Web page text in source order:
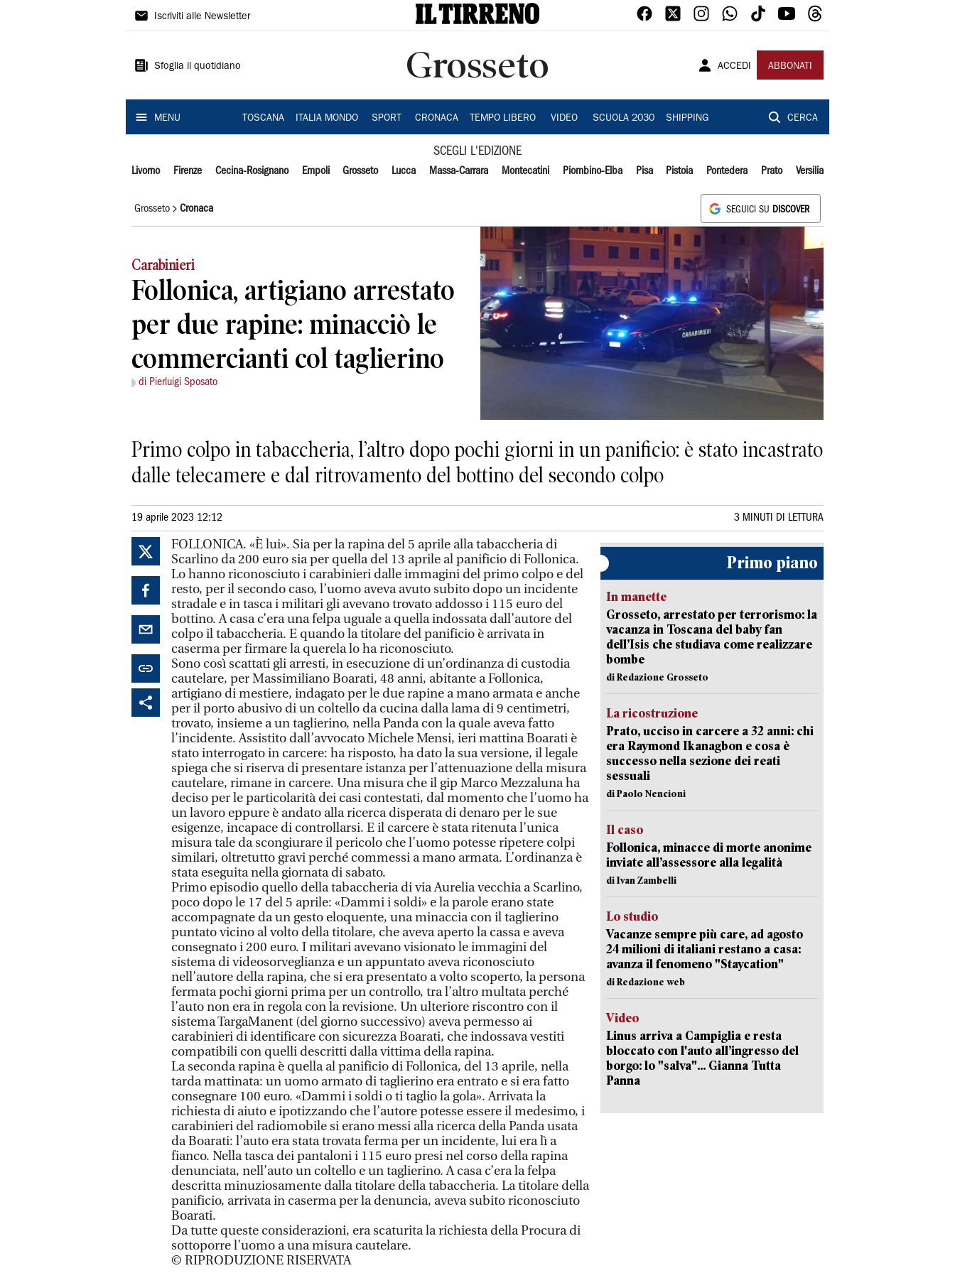
Il
Iscriviti alle Newsletter
Sfoglia il quotidiano Grosseto ACCEDI ABBONATI
MENU TOSCANA ITALIA MONDO SPORT CRONACA TEMPO LIBERO VIDEO SCUOLA 2030 SHIPPING CERCA
SCEGLI L'EDIZIONE
Livorno Firenze Cecina-Rosignano Empoli Grosseto Lucca Massa-Carrara Montecatini Piombino-Elba Pisa Pistoia Pontedera Prato Versilia
Grosseto Cronaca SEGUICI SU DISCOVER
Carabinieri
Follonica, artigiano arrestato
per due rapine: minacciò le
commercianti col taglierino
di Pierluigi Sposato
Primo colpo in tabaccheria, l’altro dopo pochi giorni in un panificio: è stato incastrato
dalle telecamere e dal ritrovamento del bottino del secondo colpo
19 aprile 2023 12:12 3 MINUTI DI LETTURA
FOLLONICA. «È lui». Sia per la rapina del 5 aprile alla tabaccheria di
Scarlino da 200 euro sia per quella del 13 aprile al panificio di Follonica.
Lo hanno riconosciuto i carabinieri dalle immagini del primo colpo e del
resto, per il secondo caso, l’uomo aveva avuto subito dopo un incidente
stradale e in tasca i militari gli avevano trovato addosso i 115 euro del
bottino. A casa c’era una felpa uguale a quella indossata dall’autore del
colpo il tabaccheria. E quando la titolare del panificio è arrivata in
caserma per firmare la querela lo ha riconosciuto.
Sono così scattati gli arresti, in esecuzione di un’ordinanza di custodia
cautelare, per Massimiliano Boarati, 48 anni, abitante a Follonica,
artigiano di mestiere, indagato per le due rapine a mano armata e anche
per il porto abusivo di un coltello da cucina dalla lama di 9 centimetri,
trovato, insieme a un taglierino, nella Panda con la quale aveva fatto
l’incidente. Assistito dall’avvocato Michele Mensi, ieri mattina Boarati è
stato interrogato in carcere: ha risposto, ha dato la sua versione, il legale
spiega che si riserva di presentare istanza per l’attenuazione della misura
cautelare, rimane in carcere. Una misura che il gip Marco Mezzaluna ha
deciso per le particolarità dei casi contestati, dal momento che l’uomo ha
un lavoro eppure è andato alla ricerca disperata di denaro per le sue
esigenze, incapace di controllarsi. E il carcere è stata ritenuta l’unica
misura tale da scongiurare il pericolo che l’uomo potesse ripetere colpi
similari, oltretutto gravi perché commessi a mano armata. L’ordinanza è
stata eseguita nella giornata di sabato.
Primo episodio quello della tabaccheria di via Aurelia vecchia a Scarlino,
poco dopo le 17 del 5 aprile: «Dammi i soldi» e la parole erano state
accompagnate da un gesto eloquente, una minaccia con il taglierino
puntato vicino al volto della titolare, che aveva aperto la cassa e aveva
consegnato i 200 euro. I militari avevano visionato le immagini del
sistema di videosorveglianza e un appuntato aveva riconosciuto
nell’autore della rapina, che si era presentato a volto scoperto, la persona
fermata pochi giorni prima per un controllo, tra l’altro multata perché
l’auto non era in regola con la revisione. Un ulteriore riscontro con il
sistema TargaManent (del giorno successivo) aveva permesso ai
carabinieri di identificare con sicurezza Boarati, che indossava vestiti
compatibili con quelli descritti dalla vittima della rapina.
La seconda rapina è quella al panificio di Follonica, del 13 aprile, nella
tarda mattinata: un uomo armato di taglierino era entrato e si era fatto
consegnare 100 euro. «Dammi i soldi o ti taglio la gola». Arrivata la
richiesta di aiuto e ipotizzando che l’autore potesse essere il medesimo, i
carabinieri del radiomobile si erano messi alla ricerca della Panda usata
da Boarati: l’auto era stata trovata ferma per un incidente, lui era lì a
fianco. Nella tasca dei pantaloni i 115 euro presi nel corso della rapina
denunciata, nell’auto un coltello e un taglierino. A casa c’era la felpa
descritta minuziosamente dalla titolare della tabaccheria. La titolare della
panificio, arrivata in caserma per la denuncia, aveva subito riconosciuto
Boarati.
Da tutte queste considerazioni, era scaturita la richiesta della Procura di
sottoporre l’uomo a una misura cautelare.
© RIPRODUZIONE RISERVATA
Primo piano
In manette
Grosseto, arrestato per terrorismo: la
vacanza in Toscana del baby fan
dell’Isis che studiava come realizzare
bombe
di Redazione Grosseto
La ricostruzione
Prato, ucciso in carcere a 32 anni: chi
era Raymond Ikanagbon e cosa è
successo nella sezione dei reati
sessuali
di Paolo Nencioni
Il caso
Follonica, minacce di morte anonime
inviate all’assessore alla legalità
di Ivan Zambelli
Lo studio
Vacanze sempre più care, ad agosto
24 milioni di italiani restano a casa:
avanza il fenomeno "Staycation"
di Redazione web
Video
Linus arriva a Campiglia e resta
bloccato con l'auto all’ingresso del
borgo: lo "salva"... Gianna Tutta
Panna